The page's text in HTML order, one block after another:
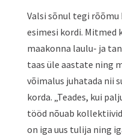
Valsi sõnul tegi rõõmu
esimesi kordi. Mitmed
maakonna laulu- ja
taas üle aastate ning
võimalus juhatada nii
korda. „Teades, kui
tööd nõuab
on iga uus tulija ning